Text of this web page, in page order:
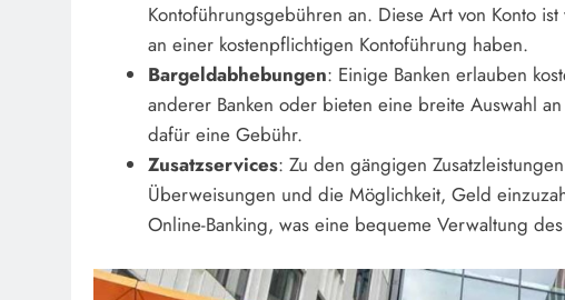
Kontoführungsgebühren an. Diese Art von Konto
an einer kostenpflichtigen Kontoführung haben.
Bargeldabhebungen: Einige Banken erlauben
anderer Banken oder bieten eine breite Auswahl
dafür eine Gebühr.
Zusatzservices: Zu den gängigen
Überweisungen und die Möglichkeit, Geld
Online-Banking, was eine bequeme Verwaltung